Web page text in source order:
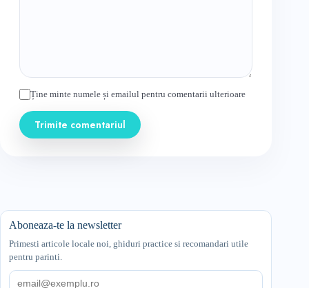
Ține minte numele și emailul pentru comentarii ulterioare
Trimite comentariul
Aboneaza-te la newsletter
Primesti articole locale noi, ghiduri practice si recomandari utile
pentru parinti.
Email